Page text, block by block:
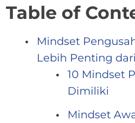
Table of
Mindset
Lebih Penting
10 Mindset
Dimiliki
Mindset